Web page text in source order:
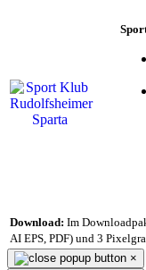
Download: Im
AI EPS, PDF) und 3
×